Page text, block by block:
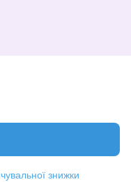
знижки